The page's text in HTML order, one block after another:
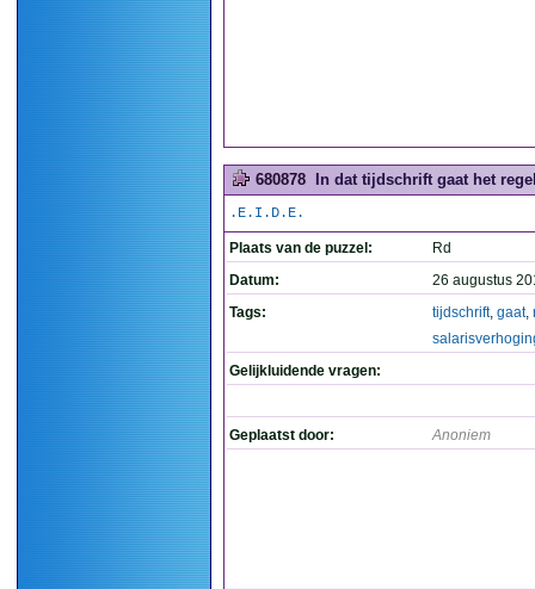
680878 In dat tijdschrift gaat het
.E.I.D.E.
Plaats van de puzzel:
Rd
Datum:
26 augustus
Tags:
tijdschrift, gaat,
Gelijkluidende vragen:
Geplaatst door: Anoniem